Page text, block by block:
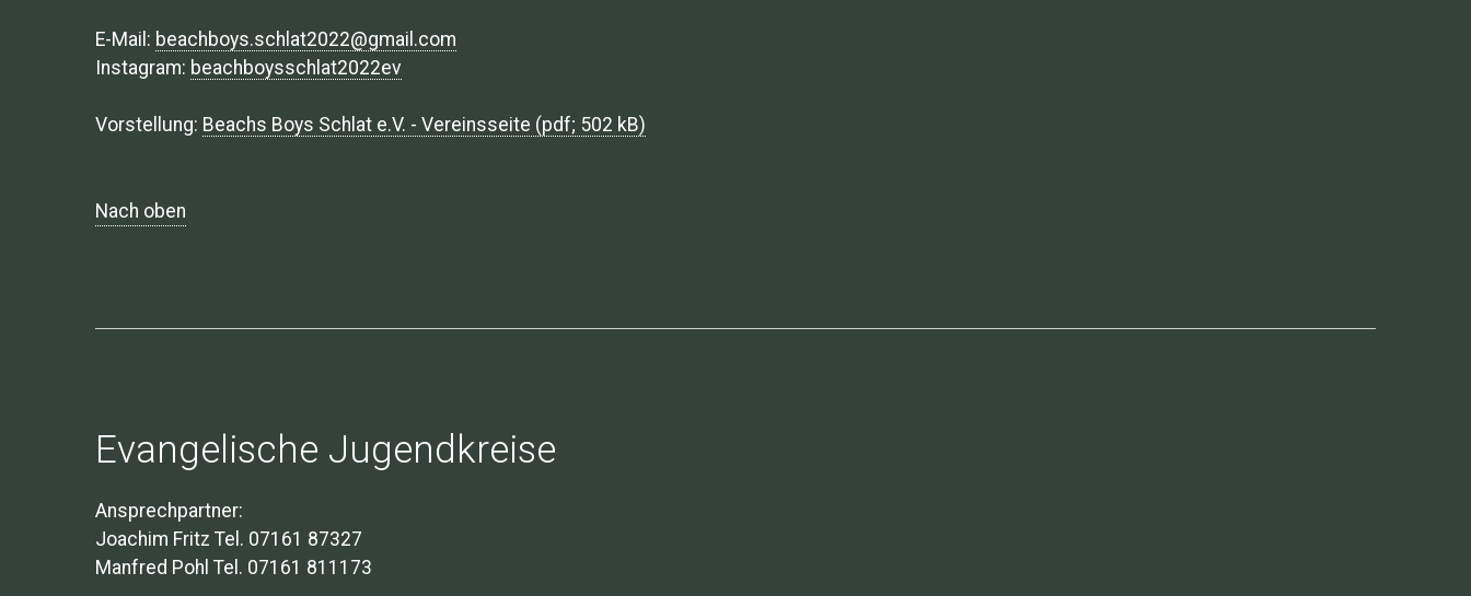
E-Mail: beachboys.schlat2022@gmail.com
Instagram: beachboysschlat2022ev
Vorstellung: Beachs Boys Schlat e.V. - Vereinsseite (pdf; 502 kB)
Nach oben
Evangelische Jugendkreise
Ansprechpartner:
Joachim Fritz Tel. 07161 87327
Manfred Pohl Tel. 07161 811173